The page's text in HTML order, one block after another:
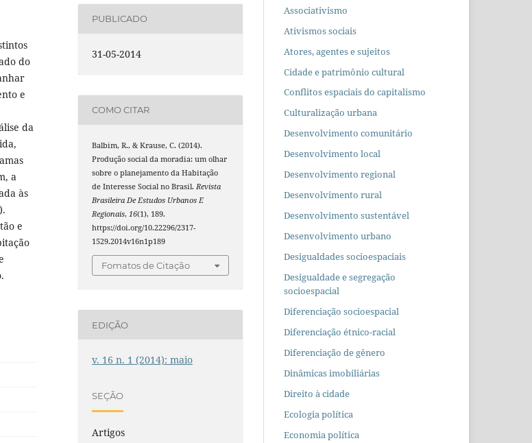
do
e
da
a
às
e
PUBLICADO
31-05-2014
COMO CITAR
Balbim, R., & Krause, C. (2014).
Produção social da moradia: um olhar
sobre o planejamento da Habitação
de Interesse Social no Brasil. Revista
Brasileira De Estudos Urbanos E
Regionais, 16(1), 189.
https://doi.org/10.22296/2317-
1529.2014v16n1p189
Fomatos de Citação
EDIÇÃO
v. 16 n. 1 (2014): maio
SEÇÃO
Artigos
Associativismo
Ativismos sociais
Atores, agentes e sujeitos
Cidade e patrimônio cultural
Conflitos espaciais do capitalismo
Culturalização urbana
Desenvolvimento comunitário
Desenvolvimento local
Desenvolvimento regional
Desenvolvimento rural
Desenvolvimento sustentável
Desenvolvimento urbano
Desigualdades socioespaciais
Desigualdade e segregação
socioespacial
Diferenciação socioespacial
Diferenciação étnico-racial
Diferenciação de gênero
Dinâmicas imobiliárias
Direito à cidade
Ecologia política
Economia política